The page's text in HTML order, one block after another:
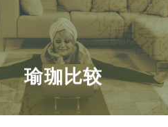
瑜珈比较